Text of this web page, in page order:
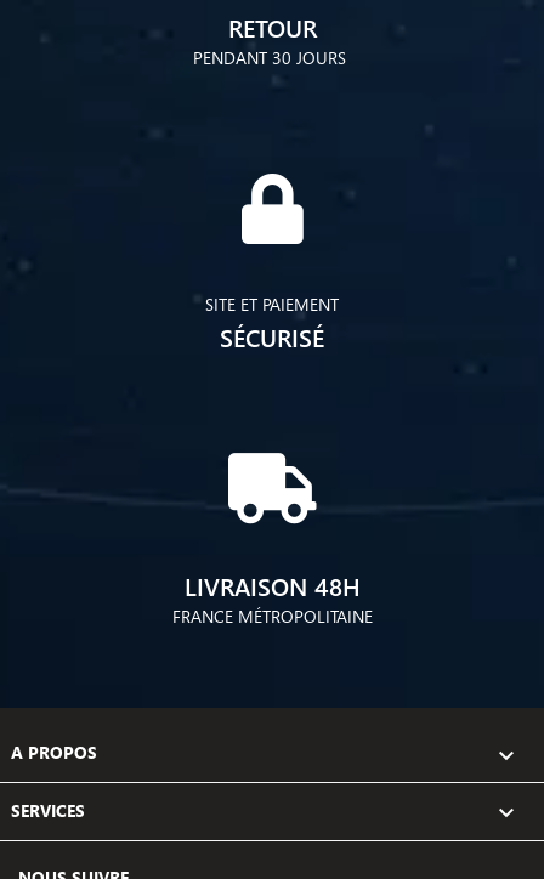
RETOUR
PENDANT 30 JOURS
SITE ET PAIEMENT
SÉCURISÉ
LIVRAISON 48H
FRANCE MÉTROPOLITAINE
A PROPOS 
SERVICES 